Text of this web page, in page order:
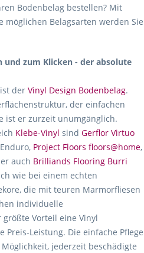
Bodenbelag bestellen? Mit
möglichen Belagsarten werden Sie
und zum Klicken - der absolute
der Vinyl Design Bodenbelag.
der einfachen
ist er zurzeit unumgänglich.
Klebe-Vinyl sind Gerflor Virtuo
Project Floors floors@home,
auch Brilliands Flooring Burri
wie bei einem echten
die mit teuren Marmorfliesen
individuelle
Vorteil eine Vinyl
Preis-Leistung. Die einfache Pflege
jederzeit beschädigte